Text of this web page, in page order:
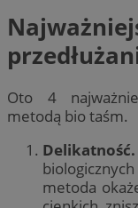
Oto 4
metodą bio taśm.
Delikatność.
metoda